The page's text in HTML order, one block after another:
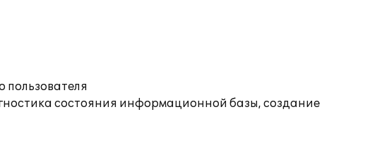
пользователя
состояния информационной базы, создание